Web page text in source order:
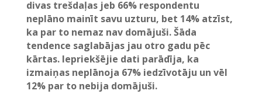
divas trešdaļas jeb 66% respondentu
neplāno mainīt savu uzturu, bet 14% atzīst,
ka par to nemaz nav domājuši. Šāda
tendence saglabājas jau otro gadu pēc
kārtas. Iepriekšējie dati parādīja, ka
izmaiņas neplānoja 67% iedzīvotāju un vēl
12% par to nebija domājuši.